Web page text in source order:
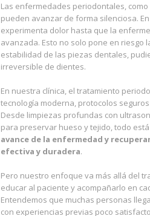
Las enfermedades periodontales,
pueden avanzar de forma silenciosa.
experimenta dolor hasta que la
avanzada. Esto no solo pone en riesgo
estabilidad de las piezas dentales,
irreversible de dientes.
En nuestra clínica, el tratamiento
tecnología moderna, protocolos
Desde limpiezas profundas con
para preservar hueso y tejido, todo
avance de la enfermedad y
efectiva y duradera.
Pero nuestro enfoque va más allá del
educar al paciente y acompañarlo en
Entendemos que muchas personas
con experiencias previas poco